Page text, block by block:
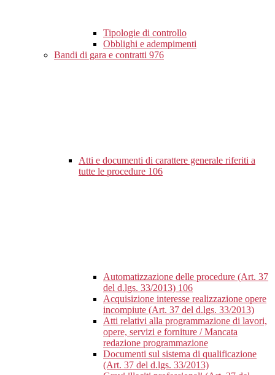
Tipologie di controllo
Obblighi e adempimenti
Bandi di gara e contratti 976
Atti e documenti di carattere generale riferiti a
tutte le procedure 106
Automatizzazione delle procedure (Art. 37
del d.lgs. 33/2013) 106
Acquisizione interesse realizzazione opere
incompiute (Art. 37 del d.lgs. 33/2013)
Atti relativi alla programmazione di lavori,
opere, servizi e forniture / Mancata
redazione programmazione
Documenti sul sistema di qualificazione
(Art. 37 del d.lgs. 33/2013)